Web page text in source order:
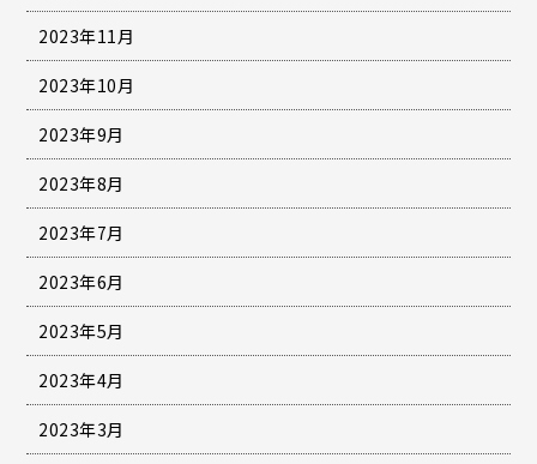
2023年11月
2023年10月
2023年9月
2023年8月
2023年7月
2023年6月
2023年5月
2023年4月
2023年3月